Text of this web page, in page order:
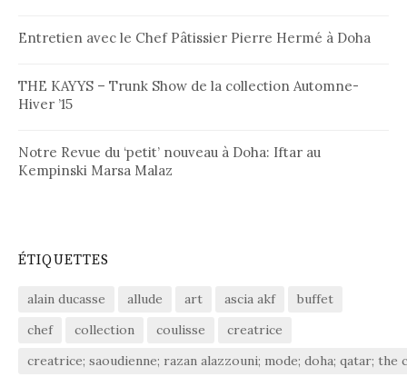
Entretien avec le Chef Pâtissier Pierre Hermé à Doha
THE KAYYS – Trunk Show de la collection Automne-
Hiver ’15
Notre Revue du ‘petit’ nouveau à Doha: Iftar au
Kempinski Marsa Malaz
ÉTIQUETTES
alain ducasse allude art ascia akf
buffet
chef
collection coulisse
creatrice
creatrice; saoudienne; razan alazzouni; mode; doha; qatar; the